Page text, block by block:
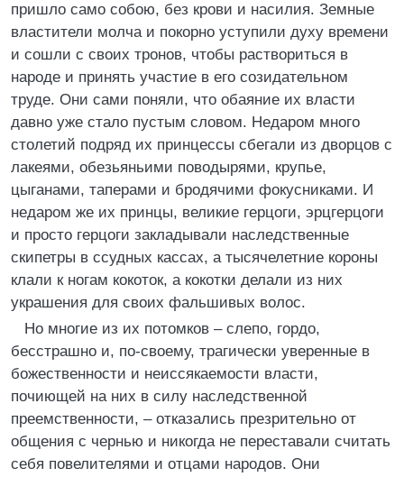
пришло само собою, без крови и насилия. Земные
властители молча и покорно уступили духу времени
и сошли с своих тронов, чтобы раствориться в
народе и принять участие в его созидательном
труде. Они сами поняли, что обаяние их власти
давно уже стало пустым словом. Недаром много
столетий подряд их принцессы сбегали из дворцов с
лакеями, обезьяньими поводырями, крупье,
цыганами, таперами и бродячими фокусниками. И
недаром же их принцы, великие герцоги, эрцгерцоги
и просто герцоги закладывали наследственные
скипетры в ссудных кассах, а тысячелетние короны
клали к ногам кокоток, а кокотки делали из них
украшения для своих фальшивых волос.
Но многие из их потомков – слепо, гордо,
бесстрашно и, по-своему, трагически уверенные в
божественности и неиссякаемости власти,
почиющей на них в силу наследственной
преемственности, – отказались презрительно от
общения с чернью и никогда не переставали считать
себя повелителями и отцами народов. Они